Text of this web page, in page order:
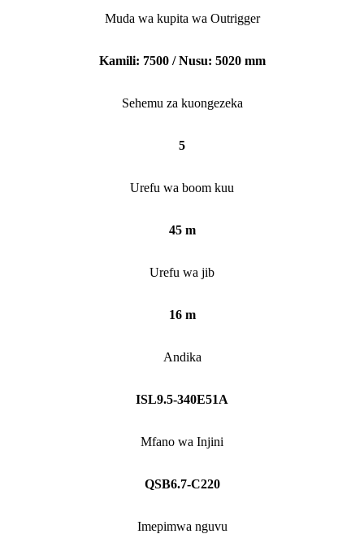
Muda wa kupita wa Outrigger
Kamili: 7500 / Nusu: 5020 mm
Sehemu za kuongezeka
5
Urefu wa boom kuu
45 m
Urefu wa jib
16 m
Andika
ISL9.5-340E51A
Mfano wa Injini
QSB6.7-C220
Imepimwa nguvu